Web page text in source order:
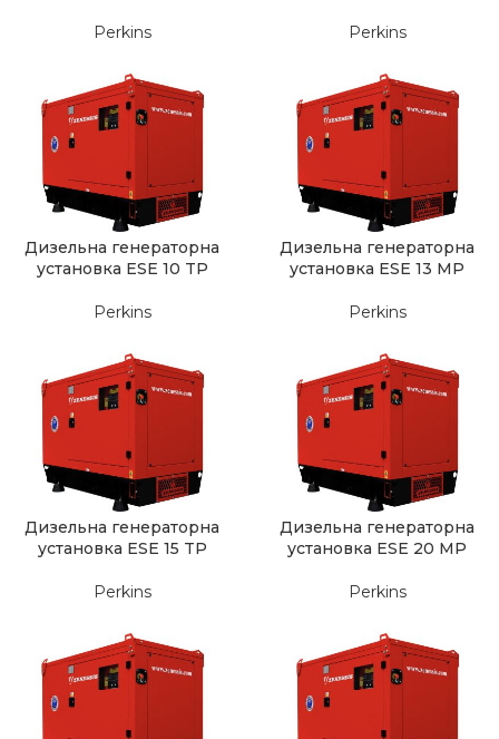
Perkins Perkins
Дизельна генераторна
установка ESE 10 TP
Perkins
Дизельна генераторна
установка ESE 13 MP
Perkins
Дизельна генераторна
установка ESE 15 TP
Perkins
Дизельна генераторна
установка ESE 20 MP
Perkins